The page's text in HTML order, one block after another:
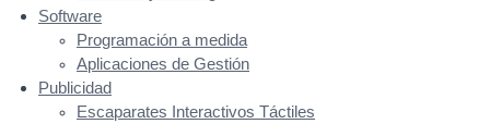
Software
Programación a medida
Aplicaciones de Gestión
Publicidad
Escaparates Interactivos Táctiles